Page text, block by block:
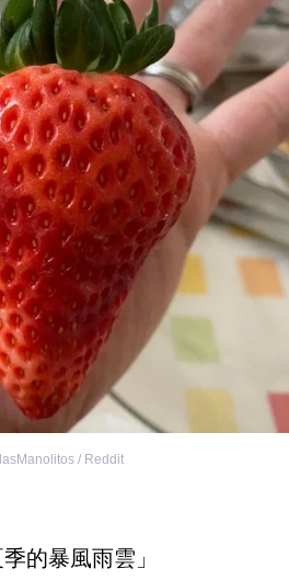
/ Reddit
的暴風雨雲」